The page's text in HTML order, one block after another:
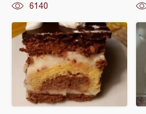
6140